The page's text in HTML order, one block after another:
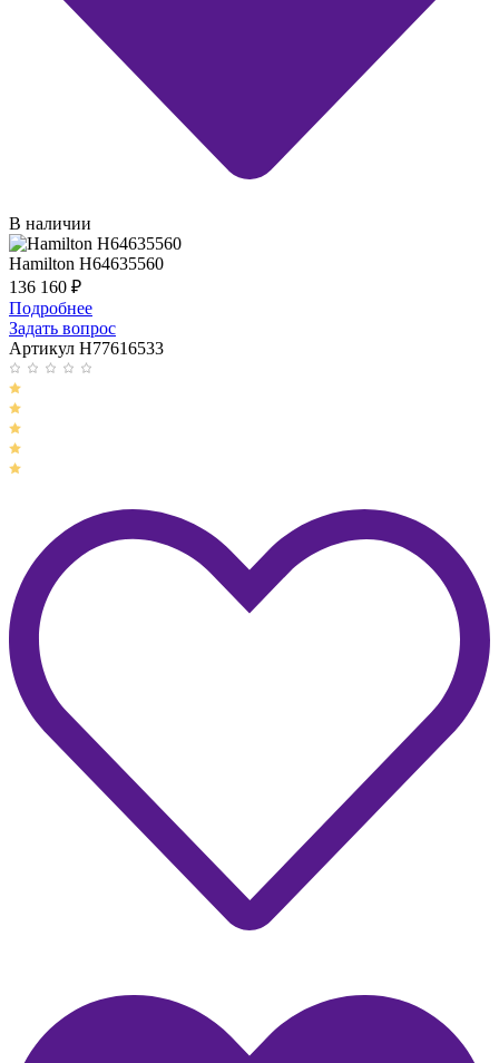
В наличии
Hamilton H64635560
136 160 ₽
Подробнее
Задать вопрос
Артикул H77616533